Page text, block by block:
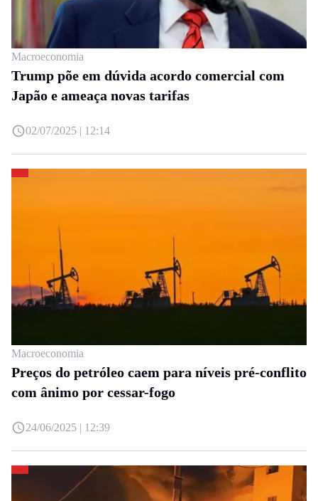
Macroeconomia
Trump põe em dúvida acordo comercial com
Japão e ameaça novas tarifas
02/07/2025 | 12:14
Macroeconomia
Preços do petróleo caem para níveis pré-conflito
com ânimo por cessar-fogo
24/06/2025 | 12:39